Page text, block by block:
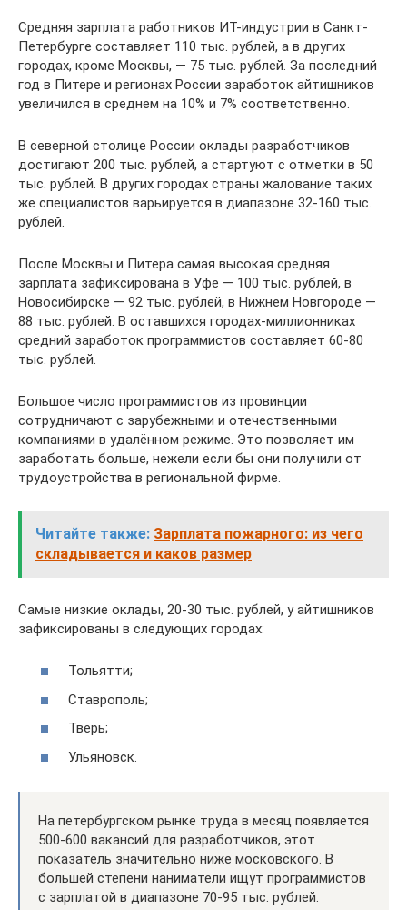
Средняя зарплата работников ИТ-индустрии в Санкт-
Петербурге составляет 110 тыс. рублей, а в других
городах, кроме Москвы, — 75 тыс. рублей. За последний
год в Питере и регионах России заработок айтишников
увеличился в среднем на 10% и 7% соответственно.
В северной столице России оклады разработчиков
достигают 200 тыс. рублей, а стартуют с отметки в 50
тыс. рублей. В других городах страны жалование таких
же специалистов варьируется в диапазоне 32-160 тыс.
рублей.
После Москвы и Питера самая высокая средняя
зарплата зафиксирована в Уфе — 100 тыс. рублей, в
Новосибирске — 92 тыс. рублей, в Нижнем Новгороде —
88 тыс. рублей. В оставшихся городах-миллионниках
средний заработок программистов составляет 60-80
тыс. рублей.
Большое число программистов из провинции
сотрудничают с зарубежными и отечественными
компаниями в удалённом режиме. Это позволяет им
заработать больше, нежели если бы они получили от
трудоустройства в региональной фирме.
Читайте также: Зарплата пожарного: из чего
складывается и каков размер
Самые низкие оклады, 20-30 тыс. рублей, у айтишников
зафиксированы в следующих городах:
Тольятти;
Ставрополь;
Тверь;
Ульяновск.
На петербургском рынке труда в месяц появляется
500-600 вакансий для разработчиков, этот
показатель значительно ниже московского. В
большей степени наниматели ищут программистов
с зарплатой в диапазоне 70-95 тыс. рублей.